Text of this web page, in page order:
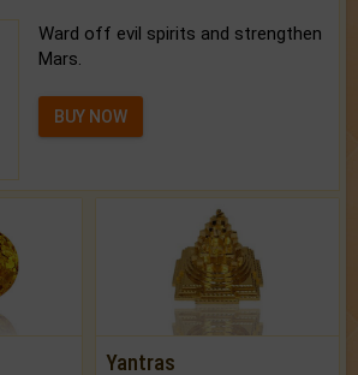
Ward off evil spirits and strengthen
Mars.
BUY NOW
Yantras